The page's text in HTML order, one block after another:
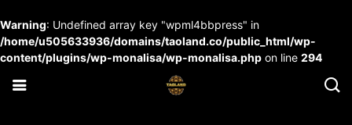
Warning: Undefined array key "wpml4bbpress" in
/home/u505633936/domains/taoland.co/public_html/wp-
content/plugins/wp-monalisa/wp-monalisa.php on line 294